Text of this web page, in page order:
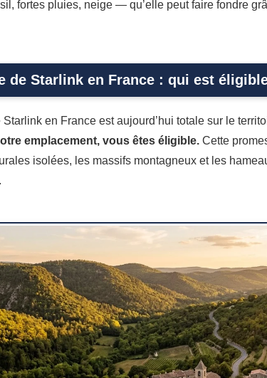
fortes pluies, neige — qu’elle peut faire fondre
de Starlink en France : qui est
Starlink en France est aujourd’hui totale sur le
emplacement, vous êtes éligible. Cette
isolées, les massifs montagneux et les